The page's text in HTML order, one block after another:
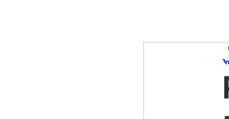
Cultura,